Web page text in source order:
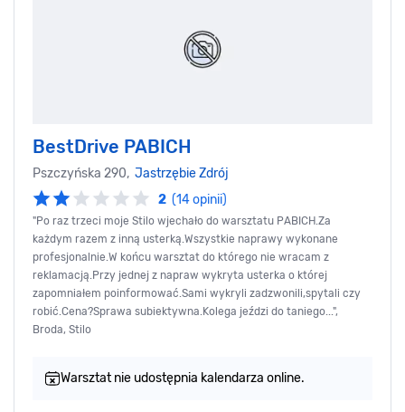
BestDrive PABICH
Pszczyńska 290, Jastrzębie Zdrój
2 (14 opinii)
"Po raz trzeci moje Stilo wjechało do warsztatu PABICH.Za
każdym razem z inną usterką.Wszystkie naprawy wykonane
profesjonalnie.W końcu warsztat do którego nie wracam z
reklamacją.Przy jednej z napraw wykryta usterka o której
zapomniałem poinformować.Sami wykryli zadzwonili,spytali czy
robić.Cena?Sprawa subiektywna.Kolega jeździ do taniego...",
Broda, Stilo
Warsztat nie udostępnia kalendarza online.